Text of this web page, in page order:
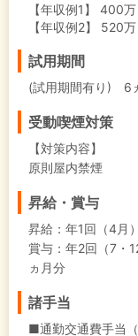
【年収例1】
400
【年収例2】
520
試用期間
(試用期間有り) 6
受動喫煙対策
【対策内容】
原則屋内禁煙
昇給・賞与
昇給：年1回（4月）
賞与：年2回（7
ヵ月分
諸手当
■通勤交通費手当（